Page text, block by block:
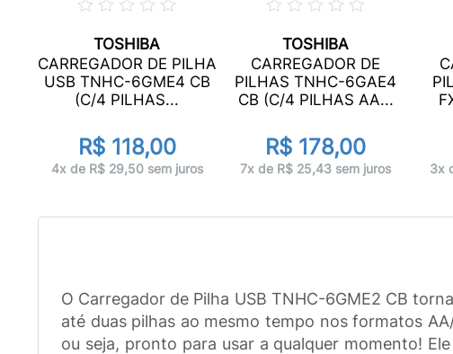
TOSHIBA
CARREGADOR DE PILHA
USB TNHC-6GME4 CB
(C/4 PILHAS...
R$ 118,00
4x de R$ 29,50 sem juros
TOSHIBA
CARREGADOR DE
PILHAS TNHC-6GAE4
CB (C/4 PILHAS AA...
R$ 178,00
7x de R$ 25,43 sem juros 3x
O Carregador de Pilha USB TNHC-6GME2 CB
até duas pilhas ao mesmo tempo nos formatos
ou seja, pronto para usar a qualquer momento!